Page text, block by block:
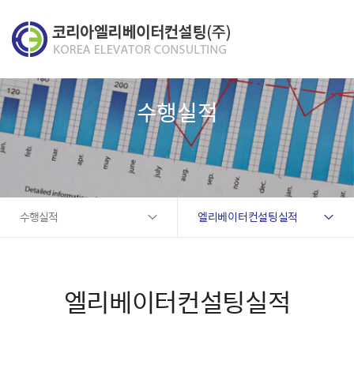
수행실적
수행실적 엘리베이터컨설팅실적
엘리베이터컨설팅실적